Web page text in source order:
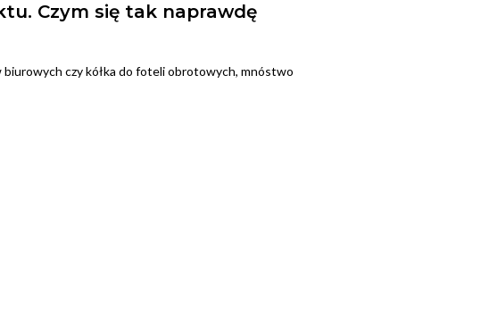
Czym się tak naprawdę
biurowych czy kółka do foteli obrotowych, mnóstwo